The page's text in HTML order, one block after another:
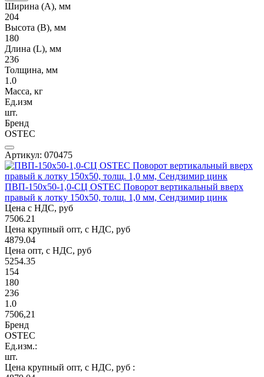
Ширина (А), мм
204
Высота (В), мм
180
Длина (L), мм
236
Толщина, мм
1.0
Масса, кг
Ед.изм
шт.
Бренд
OSTEC
Артикул: 070475
ПВП-150х50-1,0-СЦ OSTEC Поворот вертикальный вверх
правый к лотку 150х50, толщ. 1,0 мм, Сендзимир цинк
Цена с НДС, руб
7506.21
Цена крупный опт, с НДС, руб
4879.04
Цена опт, с НДС, руб
5254.35
154
180
236
1.0
7506,21
Бренд
OSTEC
Ед.изм.:
шт.
Цена крупный опт, с НДС, руб :